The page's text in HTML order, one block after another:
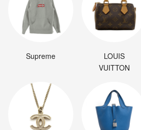
Supreme
LOUIS
VUITTON